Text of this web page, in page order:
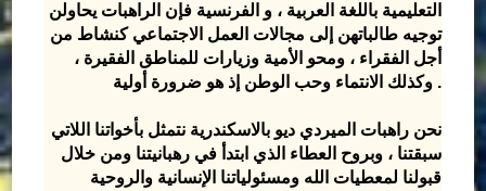
التعليمية باللغة العربية ، و الفرنسية فإن الراهبات يحاولن
توجيه طالباتهن إلى مجالات العمل الاجتماعي كنشاط من
أجل الفقراء ، ومحو الأمية وزيارات للمناطق الفقيرة ،
وكذلك الانتماء وحب الوطن إذ هو ضرورة أولية .
نحن راهبات الميردي ديو بالاسكندرية نتمثل بأخواتنا اللاتي
سبقتنا ، وبروح العطاء الذي ابتدأ في رهبانيتنا ومن خلال
قبولنا لمعطيات الله ومسئولياتنا الإنسانية والروحية